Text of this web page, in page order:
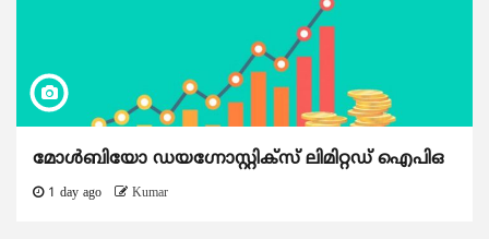
മോൾബിയോ ഡയഗ്നോസ്റ്റിക്സ് ലിമിറ്റഡ് ഐപിഒ
1 day ago Kumar